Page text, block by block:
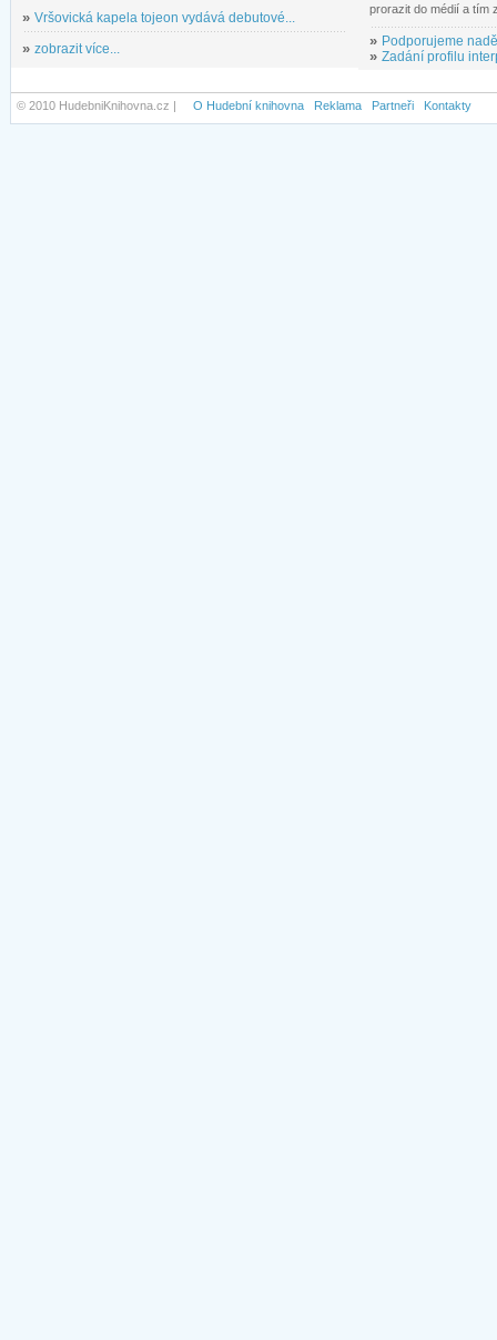
» Vršovická kapela tojeon vydává debutové...
» zobrazit více...
prorazit do médií a tím
» Podporujeme
» Zadání profilu
© 2010 HudebniKnihovna.cz | O Hudební knihovna Reklama Partneři Kontakty